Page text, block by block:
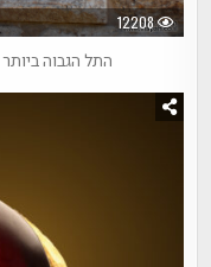
12208
התל הגבוה